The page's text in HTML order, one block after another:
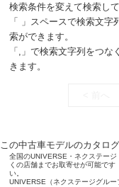
検索条件を変えて検索して
「 」スペースで検索文
索ができます。
「,」で検索文字列をつ
きます。
この中古車モデルのカタロ
全国のUNIVERSE・ネクステー
くの店舗までお取寄せが可能です
い。
UNIVERSE（ネクステージグル